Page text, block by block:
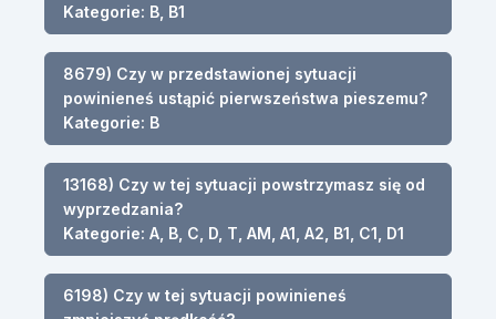
Kategorie: B, B1
8679) Czy w przedstawionej sytuacji
powinieneś ustąpić pierwszeństwa pieszemu?
Kategorie: B
13168) Czy w tej sytuacji powstrzymasz się od
wyprzedzania?
Kategorie: A, B, C, D, T, AM, A1, A2, B1, C1, D1
6198) Czy w tej sytuacji powinieneś